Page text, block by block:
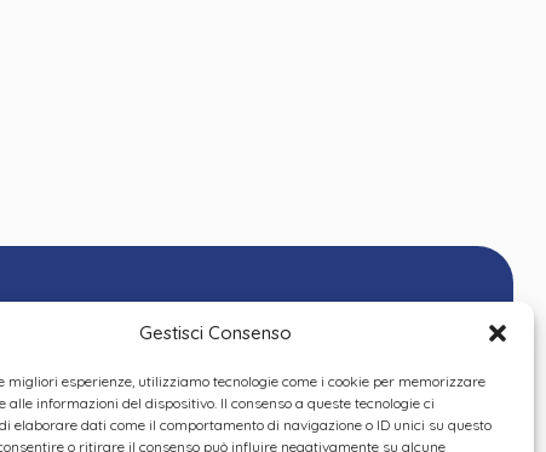
Gestisci Consenso
migliori esperienze, utilizziamo tecnologie come i cookie per memorizzare
alle informazioni del dispositivo. Il consenso a queste tecnologie ci
elaborare dati come il comportamento di navigazione o ID unici su questo
o ritirare il consenso può influire negativamente su alcune